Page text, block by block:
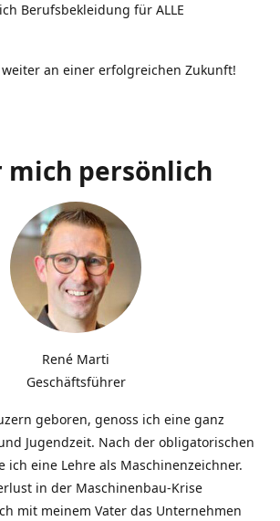
Berufsbekleidung für ALLE
an einer erfolgreichen Zukunft!
mich persönlich
René Marti
Geschäftsführer
geboren, genoss ich eine ganz
Jugendzeit. Nach der obligatorischen
ich eine Lehre als Maschinenzeichner.
in der Maschinenbau-Krise
mit meinem Vater das Unternehmen